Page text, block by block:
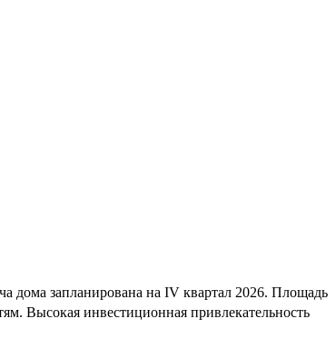
дома запланирована на IV квартал 2026. Площадь
Высокая инвестиционная привлекательность